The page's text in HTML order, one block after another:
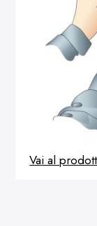
Vai al